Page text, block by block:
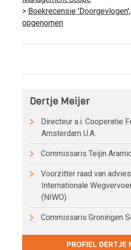
> Boekrecensie
opgenomen
Dertje Meijer
Directeur a.i. Cooperatie
Amsterdam U.A.
Commissaris Teijin
Voorzitter raad van
Internationale
(NIWO)
Commissaris Groningen
PROFIEL DERTJE